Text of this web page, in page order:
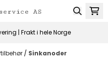
| Frakt i hele Norge
/ Sinkanoder